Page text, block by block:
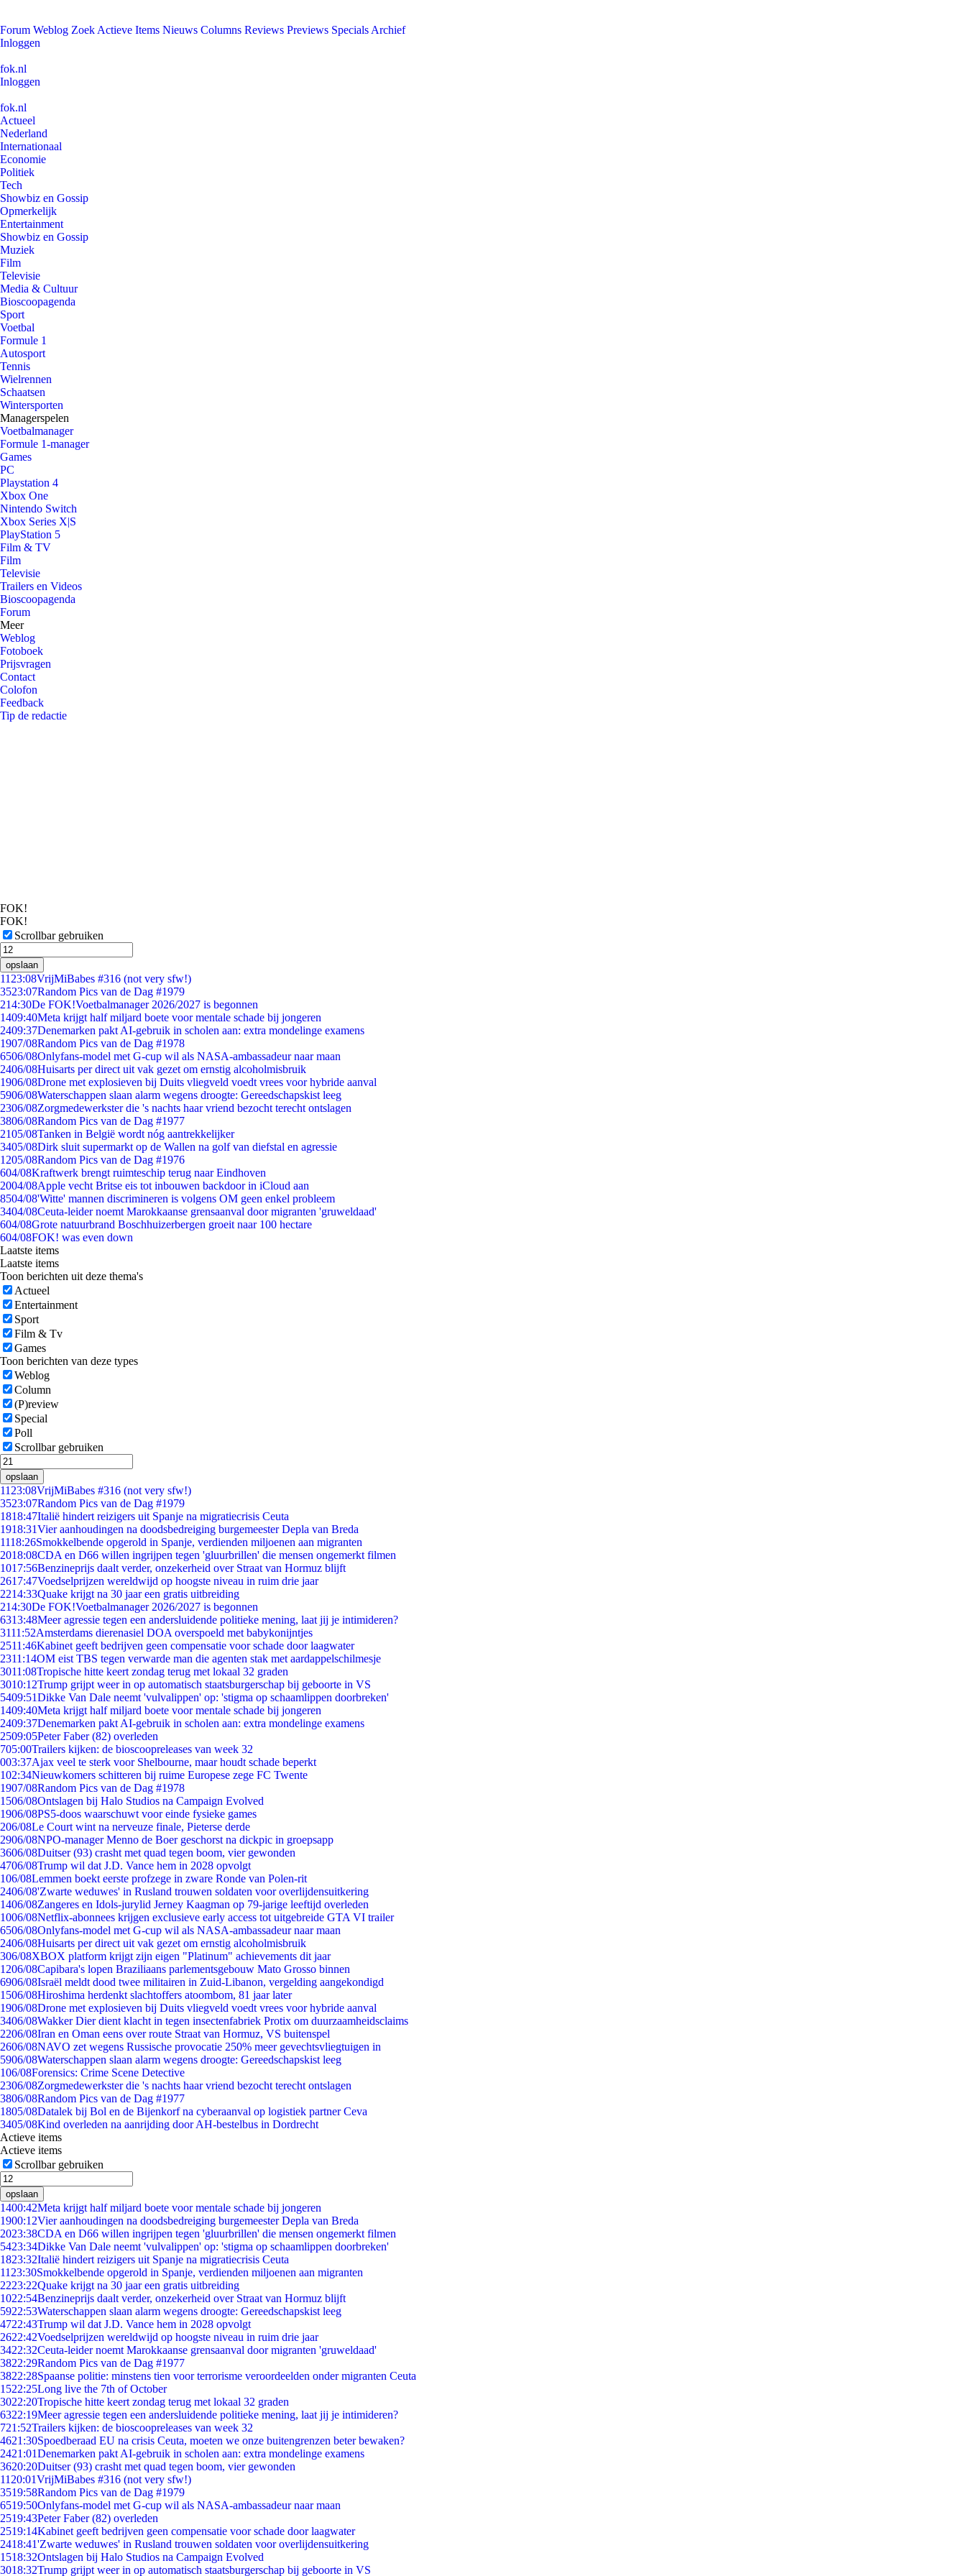
Forum Weblog Zoek Actieve Items Nieuws Columns Reviews Previews Specials Archief
Inloggen
fok.nl
Inloggen
fok.nl
Actueel
Nederland
Internationaal
Economie
Politiek
Tech
Showbiz en Gossip
Opmerkelijk
Entertainment
Showbiz en Gossip
Muziek
Film
Televisie
Media & Cultuur
Bioscoopagenda
Sport
Voetbal
Formule 1
Autosport
Tennis
Wielrennen
Schaatsen
Wintersporten
Managerspelen
Voetbalmanager
Formule 1-manager
Games
PC
Playstation 4
Xbox One
Nintendo Switch
Xbox Series X|S
PlayStation 5
Film & TV
Film
Televisie
Trailers en Videos
Bioscoopagenda
Forum
Meer
Weblog
Fotoboek
Prijsvragen
Contact
Colofon
Feedback
Tip de redactie
FOK!
FOK!
Scrollbar gebruiken
opslaan
11 23:08VrijMiBabes #316 (not very sfw!)
3523:07Random Pics van de Dag #1979
214:30De FOK!Voetbalmanager 2026/2027 is begonnen
1409:40Meta krijgt half miljard boete voor mentale schade bij jongeren
2409:37Denemarken pakt AI-gebruik in scholen aan: extra mondelinge examens
1907/08Random Pics van de Dag #1978
6506/08Onlyfans-model met G-cup wil als NASA-ambassadeur naar maan
2406/08Huisarts per direct uit vak gezet om ernstig alcoholmisbruik
1906/08Drone met explosieven bij Duits vliegveld voedt vrees voor hybride aanval
5906/08Waterschappen slaan alarm wegens droogte: Gereedschapskist leeg
2306/08Zorgmedewerkster die 's nachts haar vriend bezocht terecht ontslagen
3806/08Random Pics van de Dag #1977
2105/08Tanken in België wordt nóg aantrekkelijker
3405/08Dirk sluit supermarkt op de Wallen na golf van diefstal en agressie
1205/08Random Pics van de Dag #1976
604/08Kraftwerk brengt ruimteschip terug naar Eindhoven
2004/08Apple vecht Britse eis tot inbouwen backdoor in iCloud aan
8504/08'Witte' mannen discrimineren is volgens OM geen enkel probleem
3404/08Ceuta-leider noemt Marokkaanse grensaanval door migranten 'gruweldaad'
604/08Grote natuurbrand Boschhuizerbergen groeit naar 100 hectare
604/08FOK! was even down
Laatste items
Laatste items
Toon berichten uit deze thema's
Actueel
Entertainment
Sport
Film & Tv
Games
Toon berichten van deze types
Weblog
Column
(P)review
Special
Poll
Scrollbar gebruiken
opslaan
11 23:08VrijMiBabes #316 (not very sfw!)
3523:07Random Pics van de Dag #1979
1818:47Italië hindert reizigers uit Spanje na migratiecrisis Ceuta
1918:31Vier aanhoudingen na doodsbedreiging burgemeester Depla van Breda
1118:26Smokkelbende opgerold in Spanje, verdienden miljoenen aan migranten
2018:08CDA en D66 willen ingrijpen tegen 'gluurbrillen' die mensen ongemerkt filmen
1017:56Benzineprijs daalt verder, onzekerheid over Straat van Hormuz blijft
2617:47Voedselprijzen wereldwijd op hoogste niveau in ruim drie jaar
2214:33Quake krijgt na 30 jaar een gratis uitbreiding
214:30De FOK!Voetbalmanager 2026/2027 is begonnen
6313:48Meer agressie tegen een andersluidende politieke mening, laat jij je intimideren?
3111:52Amsterdams dierenasiel DOA overspoeld met babykonijntjes
2511:46Kabinet geeft bedrijven geen compensatie voor schade door laagwater
2311:14OM eist TBS tegen verwarde man die agenten stak met aardappelschilmesje
3011:08Tropische hitte keert zondag terug met lokaal 32 graden
3010:12Trump grijpt weer in op automatisch staatsburgerschap bij geboorte in VS
5409:51Dikke Van Dale neemt 'vulvalippen' op: 'stigma op schaamlippen doorbreken'
1409:40Meta krijgt half miljard boete voor mentale schade bij jongeren
2409:37Denemarken pakt AI-gebruik in scholen aan: extra mondelinge examens
2509:05Peter Faber (82) overleden
705:00Trailers kijken: de bioscoopreleases van week 32
003:37Ajax veel te sterk voor Shelbourne, maar houdt schade beperkt
102:34Nieuwkomers schitteren bij ruime Europese zege FC Twente
1907/08Random Pics van de Dag #1978
1506/08Ontslagen bij Halo Studios na Campaign Evolved
1906/08PS5-doos waarschuwt voor einde fysieke games
206/08Le Court wint na nerveuze finale, Pieterse derde
2906/08NPO-manager Menno de Boer geschorst na dickpic in groepsapp
3606/08Duitser (93) crasht met quad tegen boom, vier gewonden
4706/08Trump wil dat J.D. Vance hem in 2028 opvolgt
106/08Lemmen boekt eerste profzege in zware Ronde van Polen-rit
2406/08'Zwarte weduwes' in Rusland trouwen soldaten voor overlijdensuitkering
1406/08Zangeres en Idols-jurylid Jerney Kaagman op 79-jarige leeftijd overleden
1006/08Netflix-abonnees krijgen exclusieve early access tot uitgebreide GTA VI trailer
6506/08Onlyfans-model met G-cup wil als NASA-ambassadeur naar maan
2406/08Huisarts per direct uit vak gezet om ernstig alcoholmisbruik
306/08XBOX platform krijgt zijn eigen "Platinum" achievements dit jaar
1206/08Capibara's lopen Braziliaans parlementsgebouw Mato Grosso binnen
6906/08Israël meldt dood twee militairen in Zuid-Libanon, vergelding aangekondigd
1506/08Hiroshima herdenkt slachtoffers atoombom, 81 jaar later
1906/08Drone met explosieven bij Duits vliegveld voedt vrees voor hybride aanval
3406/08Wakker Dier dient klacht in tegen insectenfabriek Protix om duurzaamheidsclaims
2206/08Iran en Oman eens over route Straat van Hormuz, VS buitenspel
2606/08NAVO zet wegens Russische provocatie 250% meer gevechtsvliegtuigen in
5906/08Waterschappen slaan alarm wegens droogte: Gereedschapskist leeg
106/08Forensics: Crime Scene Detective
2306/08Zorgmedewerkster die 's nachts haar vriend bezocht terecht ontslagen
3806/08Random Pics van de Dag #1977
1805/08Datalek bij Bol en de Bijenkorf na cyberaanval op logistiek partner Ceva
3405/08Kind overleden na aanrijding door AH-bestelbus in Dordrecht
Actieve items
Actieve items
Scrollbar gebruiken
opslaan
1400:42Meta krijgt half miljard boete voor mentale schade bij jongeren
1900:12Vier aanhoudingen na doodsbedreiging burgemeester Depla van Breda
2023:38CDA en D66 willen ingrijpen tegen 'gluurbrillen' die mensen ongemerkt filmen
5423:34Dikke Van Dale neemt 'vulvalippen' op: 'stigma op schaamlippen doorbreken'
1823:32Italië hindert reizigers uit Spanje na migratiecrisis Ceuta
11 23:30Smokkelbende opgerold in Spanje, verdienden miljoenen aan migranten
2223:22Quake krijgt na 30 jaar een gratis uitbreiding
1022:54Benzineprijs daalt verder, onzekerheid over Straat van Hormuz blijft
5922:53Waterschappen slaan alarm wegens droogte: Gereedschapskist leeg
4722:43Trump wil dat J.D. Vance hem in 2028 opvolgt
2622:42Voedselprijzen wereldwijd op hoogste niveau in ruim drie jaar
3422:32Ceuta-leider noemt Marokkaanse grensaanval door migranten 'gruweldaad'
3822:29Random Pics van de Dag #1977
3822:28Spaanse politie: minstens tien voor terrorisme veroordeelden onder migranten Ceuta
1522:25Long live the 7th of October
3022:20Tropische hitte keert zondag terug met lokaal 32 graden
6322:19Meer agressie tegen een andersluidende politieke mening, laat jij je intimideren?
721:52Trailers kijken: de bioscoopreleases van week 32
4621:30Spoedberaad EU na crisis Ceuta, moeten we onze buitengrenzen beter bewaken?
2421:01Denemarken pakt AI-gebruik in scholen aan: extra mondelinge examens
3620:20Duitser (93) crasht met quad tegen boom, vier gewonden
11 20:01VrijMiBabes #316 (not very sfw!)
3519:58Random Pics van de Dag #1979
6519:50Onlyfans-model met G-cup wil als NASA-ambassadeur naar maan
2519:43Peter Faber (82) overleden
2519:14Kabinet geeft bedrijven geen compensatie voor schade door laagwater
2418:41'Zwarte weduwes' in Rusland trouwen soldaten voor overlijdensuitkering
1518:32Ontslagen bij Halo Studios na Campaign Evolved
3018:32Trump grijpt weer in op automatisch staatsburgerschap bij geboorte in VS